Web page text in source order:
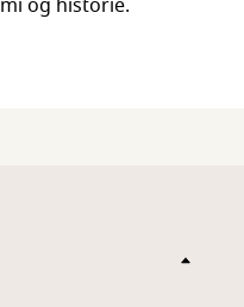
og historie.